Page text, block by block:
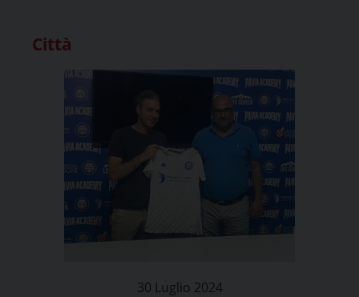
Città
30 Luglio 2024